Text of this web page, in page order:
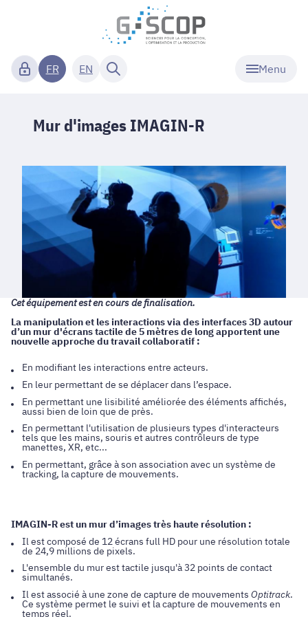
Menu
FR EN
Mur d'images IMAGIN-R
Cet équipement est en cours de finalisation.
La manipulation et les interactions via des interfaces 3D autour
d’un mur d'écrans tactile de 5 mètres de long apportent une
nouvelle approche du travail collaboratif :
En modifiant les interactions entre acteurs.
En leur permettant de se déplacer dans l’espace.
En permettant une lisibilité améliorée des éléments affichés,
aussi bien de loin que de près.
En permettant l'utilisation de plusieurs types d'interacteurs
tels que les mains, souris et autres contrôleurs de type
manettes, XR, etc...
En permettant, grâce à son association avec un système de
tracking, la capture de mouvements.
IMAGIN-R est un mur d’images très haute résolution :
Il est composé de 12 écrans full HD pour une résolution totale
de 24,9 millions de pixels.
L'ensemble du mur est tactile jusqu'à 32 points de contact
simultanés.
Il est associé à une zone de capture de mouvements Optitrack.
Ce système permet le suivi et la capture de mouvements en
temps réel.